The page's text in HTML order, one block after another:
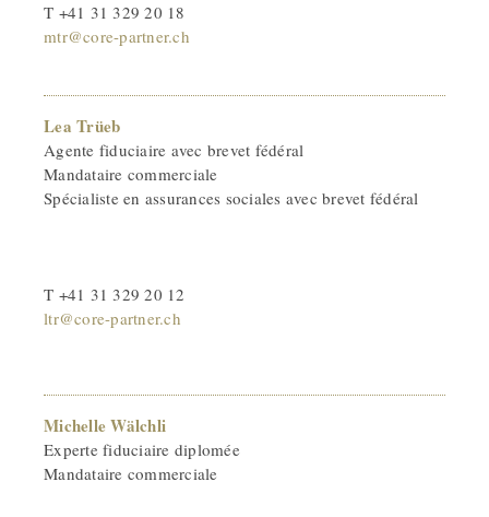
T +41 31 329 20 18
mtr@core-partner.ch
Lea Trüeb
Agente fiduciaire avec brevet fédéral
Mandataire commerciale
Spécialiste en assurances sociales avec brevet fédéral
T +41 31 329 20 12
ltr@core-partner.ch
Michelle Wälchli
Experte fiduciaire diplomée
Mandataire commerciale